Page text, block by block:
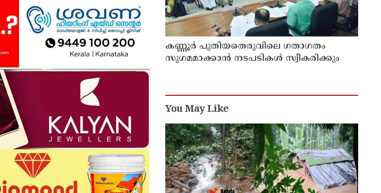
കണ്ണൂർ പുതിയതെരുവിലെ ഗതാഗതം
സുഗമമാക്കാന്‍ നടപടികള്‍ സ്വീകരിക്കും
You May Like